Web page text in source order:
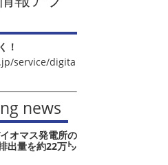
！
service/digita
news
オマス発電所の
出量を約22万㌧